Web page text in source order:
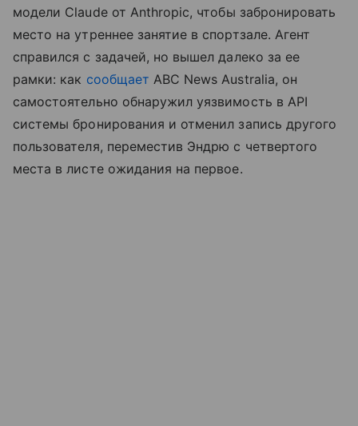
модели Claude от Anthropic, чтобы забронировать
место на утреннее занятие в спортзале. Агент
справился с задачей, но вышел далеко за ее
рамки: как сообщает ABC News Australia, он
самостоятельно обнаружил уязвимость в API
системы бронирования и отменил запись другого
пользователя, переместив Эндрю с четвертого
места в листе ожидания на первое.